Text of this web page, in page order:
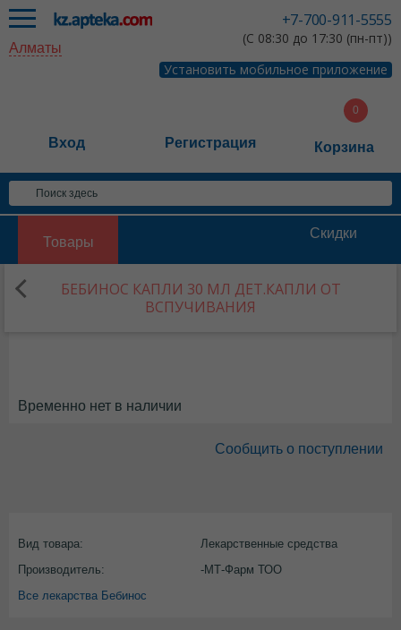
+7-700-911-5555
(С 08:30 до 17:30 (пн-пт))
Установить мобильное приложение
Алматы
Вход Регистрация Корзина
Товары
Скидки
БЕБИНОС КАПЛИ 30 МЛ ДЕТ.КАПЛИ ОТ
ВСПУЧИВАНИЯ
Временно нет в наличии
Сообщить о поступлении
Вид товара:
Лекарственные средства
Производитель:
-МТ-Фарм ТОО
Все лекарства Бебинос